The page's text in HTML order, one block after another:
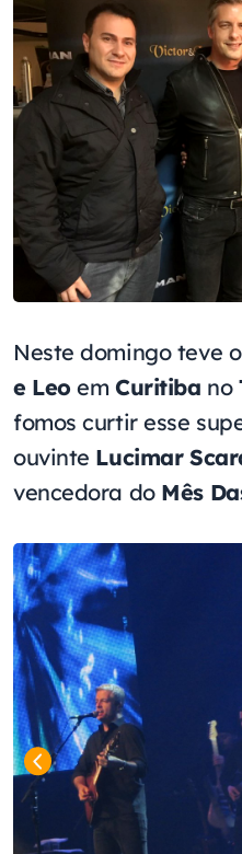
Neste domingo teve
e Leo em Curitiba no
fomos curtir esse
ouvinte Lucimar
vencedora do Mês